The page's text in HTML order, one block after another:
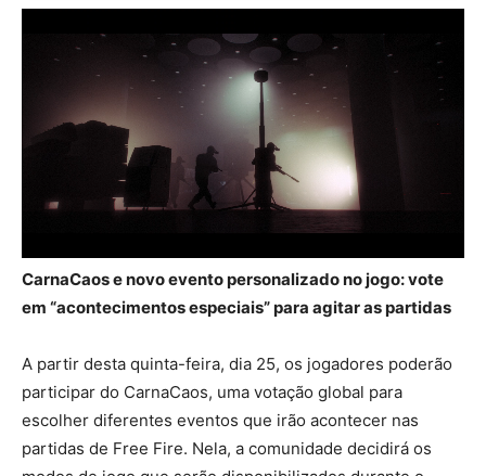
CarnaCaos e novo evento personalizado no jogo: vote
em “acontecimentos especiais” para agitar as partidas
A partir desta quinta-feira, dia 25, os jogadores poderão
participar do CarnaCaos, uma votação global para
escolher diferentes eventos que irão acontecer nas
partidas de Free Fire. Nela, a comunidade decidirá os